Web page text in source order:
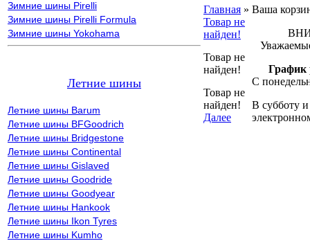
Зимние шины Pirelli
Зимние шины Pirelli Formula
Зимние шины Yokohama
Летние шины
Летние шины Barum
Летние шины BFGoodrich
Летние шины Bridgestone
Летние шины Continental
Летние шины Gislaved
Летние шины Goodride
Летние шины Goodyear
Летние шины Hankook
Летние шины Ikon Tyres
Летние шины Kumho
Главная »
Товар не
найден!
Товар не
найден!
Товар не
найден!
Далее
Ваша
График
С
В субботу и